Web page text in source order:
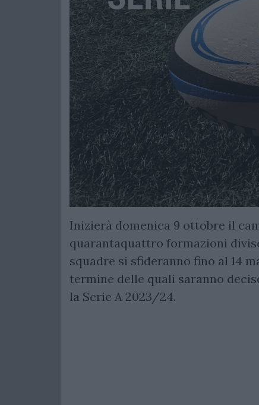
Inizierà domenica 9 ottobre il
quarantaquattro formazioni
squadre si sfideranno fino al 14
termine delle quali saranno
la Serie A 2023/24.